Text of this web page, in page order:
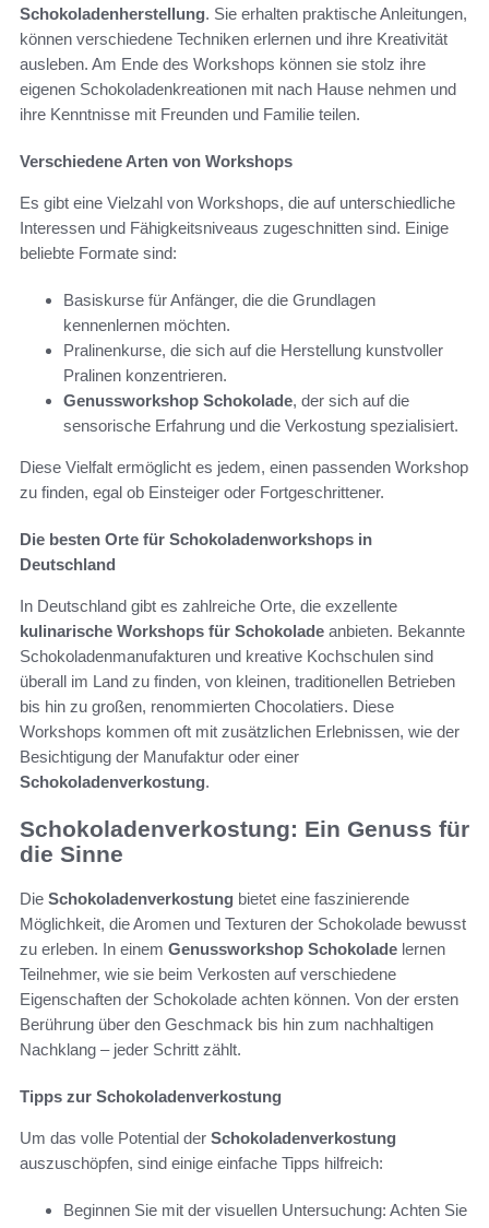
Schokoladenherstellung. Sie erhalten praktische Anleitungen,
können verschiedene Techniken erlernen und ihre Kreativität
ausleben. Am Ende des Workshops können sie stolz ihre
eigenen Schokoladenkreationen mit nach Hause nehmen und
ihre Kenntnisse mit Freunden und Familie teilen.
Verschiedene Arten von Workshops
Es gibt eine Vielzahl von Workshops, die auf unterschiedliche
Interessen und Fähigkeitsniveaus zugeschnitten sind. Einige
beliebte Formate sind:
Basiskurse für Anfänger, die die Grundlagen
kennenlernen möchten.
Pralinenkurse, die sich auf die Herstellung kunstvoller
Pralinen konzentrieren.
Genussworkshop Schokolade, der sich auf die
sensorische Erfahrung und die Verkostung spezialisiert.
Diese Vielfalt ermöglicht es jedem, einen passenden Workshop
zu finden, egal ob Einsteiger oder Fortgeschrittener.
Die besten Orte für Schokoladenworkshops in
Deutschland
In Deutschland gibt es zahlreiche Orte, die exzellente
kulinarische Workshops für Schokolade anbieten. Bekannte
Schokoladenmanufakturen und kreative Kochschulen sind
überall im Land zu finden, von kleinen, traditionellen Betrieben
bis hin zu großen, renommierten Chocolatiers. Diese
Workshops kommen oft mit zusätzlichen Erlebnissen, wie der
Besichtigung der Manufaktur oder einer
Schokoladenverkostung.
Schokoladenverkostung: Ein Genuss für
die Sinne
Die Schokoladenverkostung bietet eine faszinierende
Möglichkeit, die Aromen und Texturen der Schokolade bewusst
zu erleben. In einem Genussworkshop Schokolade lernen
Teilnehmer, wie sie beim Verkosten auf verschiedene
Eigenschaften der Schokolade achten können. Von der ersten
Berührung über den Geschmack bis hin zum nachhaltigen
Nachklang – jeder Schritt zählt.
Tipps zur Schokoladenverkostung
Um das volle Potential der Schokoladenverkostung
auszuschöpfen, sind einige einfache Tipps hilfreich:
Beginnen Sie mit der visuellen Untersuchung: Achten Sie